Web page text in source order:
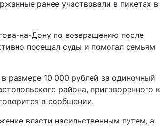
ранее участвовали в пикетах в
на-Дону по возвращению после
посещал суды и помогал семьям
размере 10 000 рублей за одиночный
района, приговоренного к
в сообщении.
власти насильственным путем, а